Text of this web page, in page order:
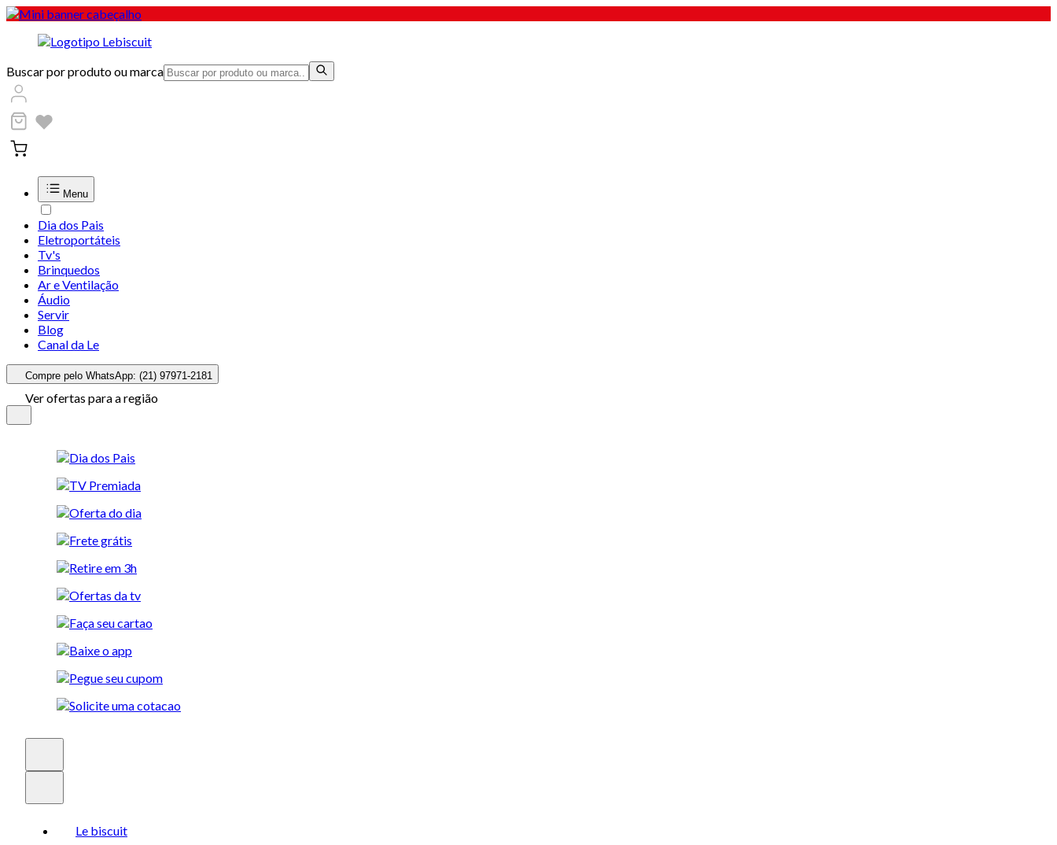
Buscar por produto ou marca
Menu
Dia dos Pais
Eletroportáteis
Tv's
Brinquedos
Ar e Ventilação
Áudio
Servir
Blog
Canal da Le
Compre pelo WhatsApp: (21) 97971-2181
Ver ofertas para a região
Le biscuit